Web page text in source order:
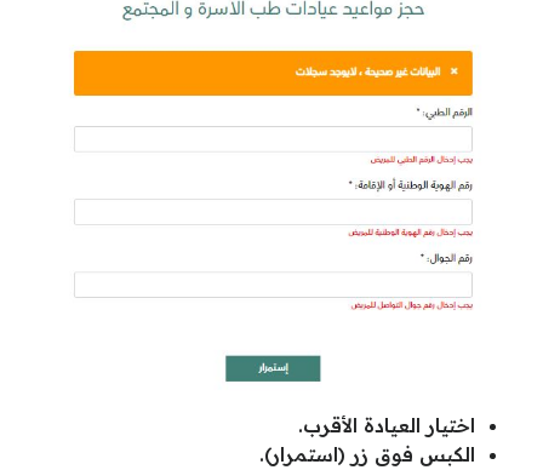
اختيار العيادة الأقرب.
الكبس فوق زر (استمرار).